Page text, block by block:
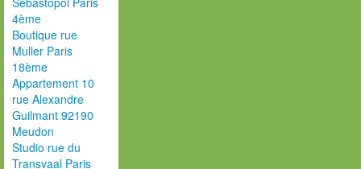
4ème
Boutique rue
Muller Paris
18ème
Appartement 10
rue Alexandre
Guilmant 92190
Meudon
Studio rue du
Transvaal Paris